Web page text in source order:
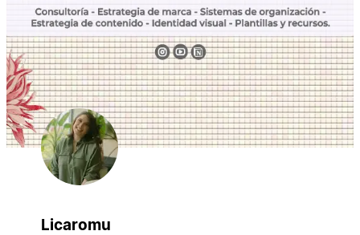
Licaromu